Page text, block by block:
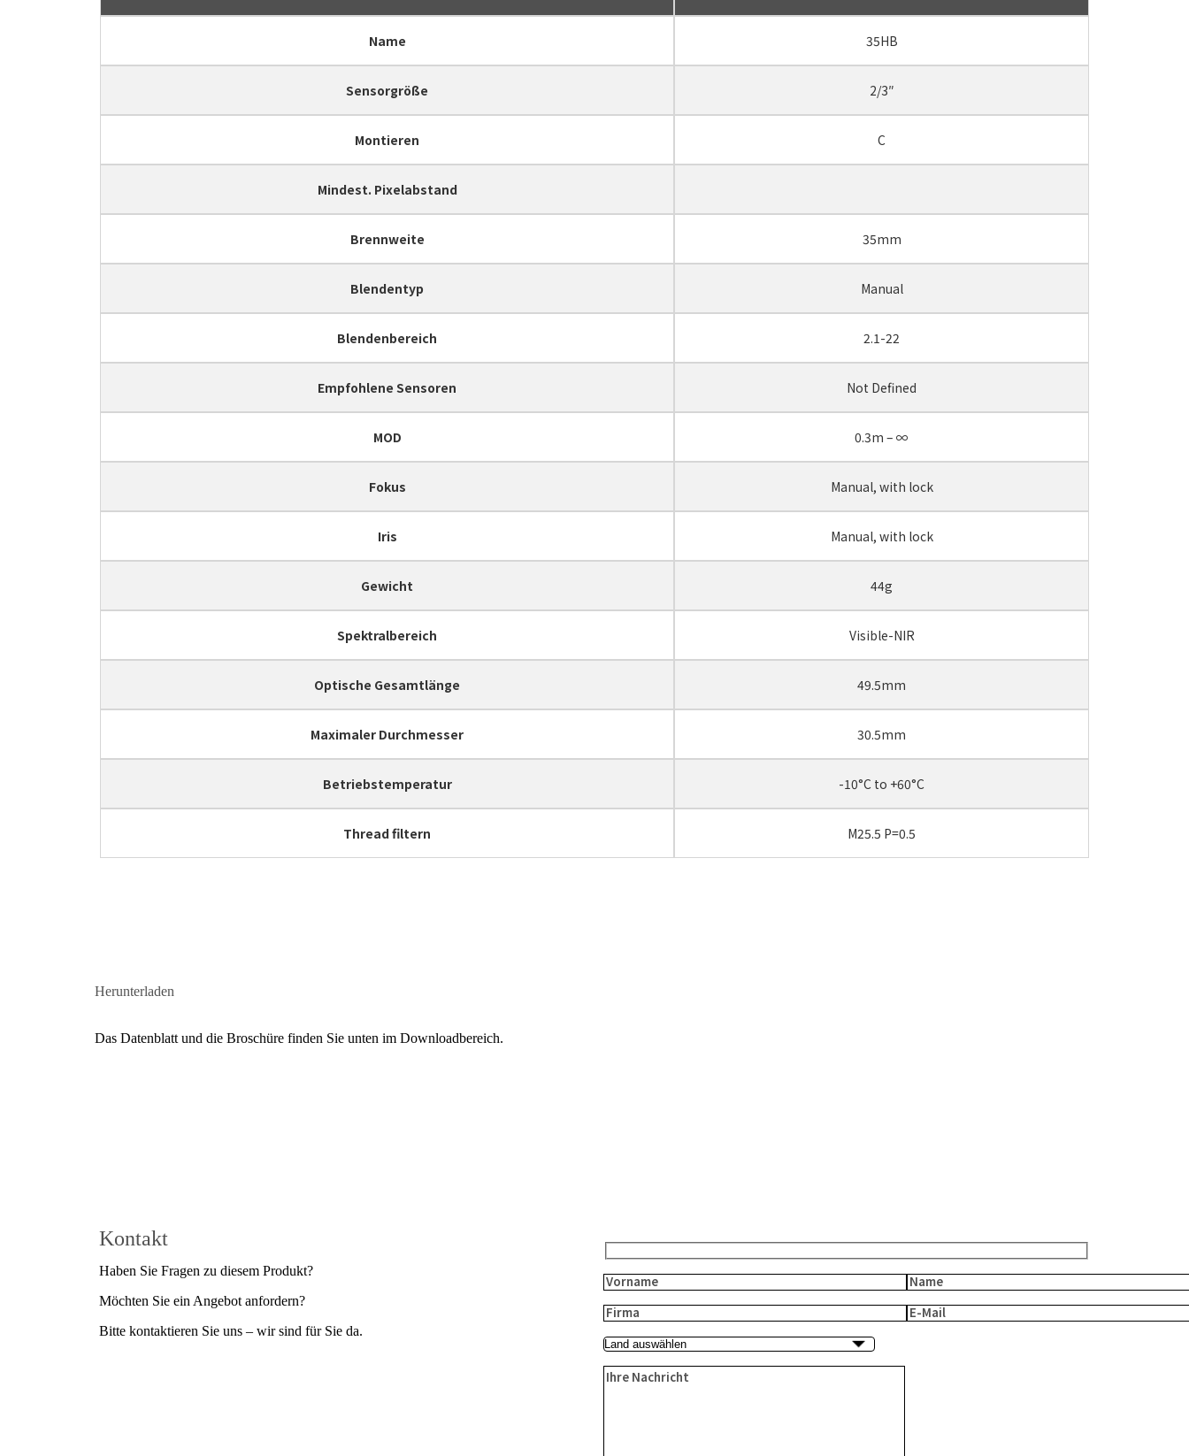
Name 35HB
Sensorgröße 2/3″
Montieren C
Mindest. Pixelabstand
Brennweite 35mm
Blendentyp Manual
Blendenbereich 2.1-22
Empfohlene Sensoren Not Defined
MOD 0.3m – ∞
Fokus Manual, with lock
Iris Manual, with lock
Gewicht 44g
Spektralbereich Visible-NIR
Optische Gesamtlänge 49.5mm
Maximaler Durchmesser 30.5mm
Betriebstemperatur -10°C to +60°C
Thread filtern M25.5 P=0.5
Herunterladen
Das Datenblatt und die Broschüre finden Sie unten im Downloadbereich.
Kontakt
Haben Sie Fragen zu diesem Produkt?
Möchten Sie ein Angebot anfordern?
Bitte kontaktieren Sie uns – wir sind für Sie da.